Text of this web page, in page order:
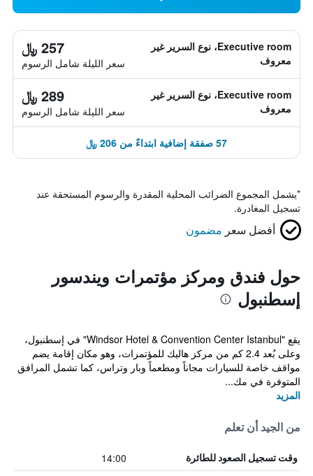
Executive room، نوع السرير غير
معروف
257 ﷼
سعر الليلة شامل الرسوم
Executive room، نوع السرير غير
معروف
289 ﷼
سعر الليلة شامل الرسوم
57 صفقة إضافية ابتداءً من 206 ﷼
*يشمل المجموع الضرائب المحلية المقدرة والرسوم المستحقة عند
تسجيل المغادرة.
أفضل سعر مضمون
حول فندق ومركز مؤتمرات ويندسور
إسطنبول
يقع "Windsor Hotel & Convention Center Istanbul" في إسطنبول،
وعلى بُعد 2.4 كم من مركز هاليك للمؤتمرات، وهو مكان إقامة يضم
مواقف خاصة للسيارات مجاناً ومطعماً وبار وتراس، كما تشمل المرافق
المتوفرة في مك...
المزيد
من الجيد أن تعلم
وقت تسجيل الصعود للطائرة 14:00